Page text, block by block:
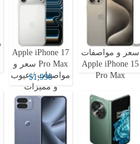
سعر و مواصفات
Apple iPhone 15
Pro Max
Apple iPhone 17
Pro Max سعر و
مواصفات / عيوب
و مميزات
$1,990